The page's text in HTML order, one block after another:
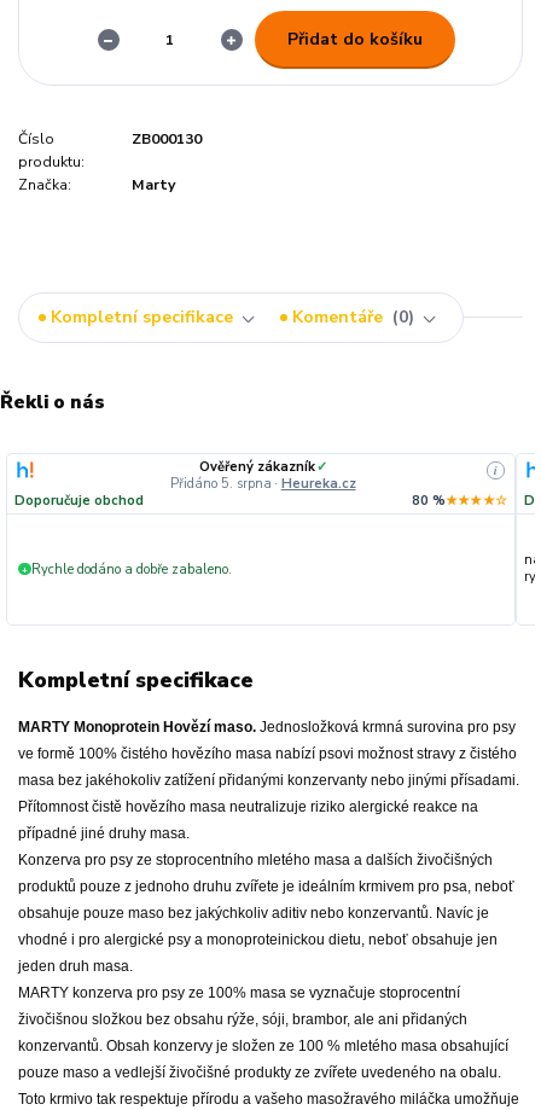
Přidat do košíku
Číslo
produktu:
ZB000130
Značka: Marty
Kompletní specifikace Komentáře 0
Řekli o nás
Ověřený zákazník✓
Přidáno 5. srpna · Heureka.cz
i
Doporučuje obchod 80 %★★★★☆
+ Rychle dodáno a dobře zabaleno.
Kompletní specifikace
MARTY Monoprotein Hovězí maso. Jednosložková krmná surovina pro psy
ve formě 100% čistého hovězího masa nabízí psovi možnost stravy z čistého
masa bez jakéhokoliv zatížení přidanými konzervanty nebo jinými přísadami.
Přítomnost čistě hovězího masa neutralizuje riziko alergické reakce na
případné jiné druhy masa.
Konzerva pro psy ze stoprocentního mletého masa a dalších živočišných
produktů pouze z jednoho druhu zvířete je ideálním krmivem pro psa, neboť
obsahuje pouze maso bez jakýchkoliv aditiv nebo konzervantů. Navíc je
vhodné i pro alergické psy a monoproteinickou dietu, neboť obsahuje jen
jeden druh masa.
MARTY konzerva pro psy ze 100% masa se vyznačuje stoprocentní
živočišnou složkou bez obsahu rýže, sóji, brambor, ale ani přidaných
konzervantů. Obsah konzervy je složen ze 100 % mletého masa obsahující
pouze maso a vedlejší živočišné produkty ze zvířete uvedeného na obalu.
Toto krmivo tak respektuje přírodu a vašeho masožravého miláčka umožňuje